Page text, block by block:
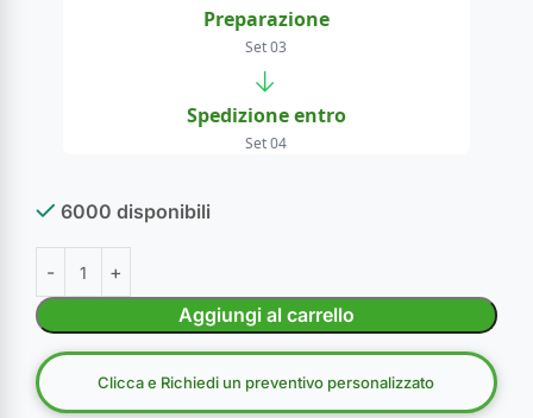
Preparazione
Set 03
→
Spedizione entro
Set 04
6000 disponibili
Aggiungi al carrello
Clicca e Richiedi un preventivo personalizzato